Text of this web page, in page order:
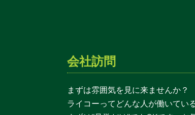
会社訪問
まずは雰囲気を見に来ませんか？
ライコーってどんな人が働いてい